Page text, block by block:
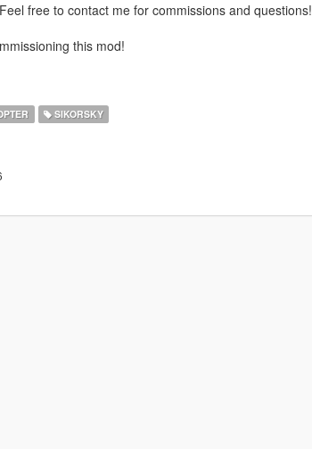
free to contact me for commissions and questions!
this mod!
SIKORSKY